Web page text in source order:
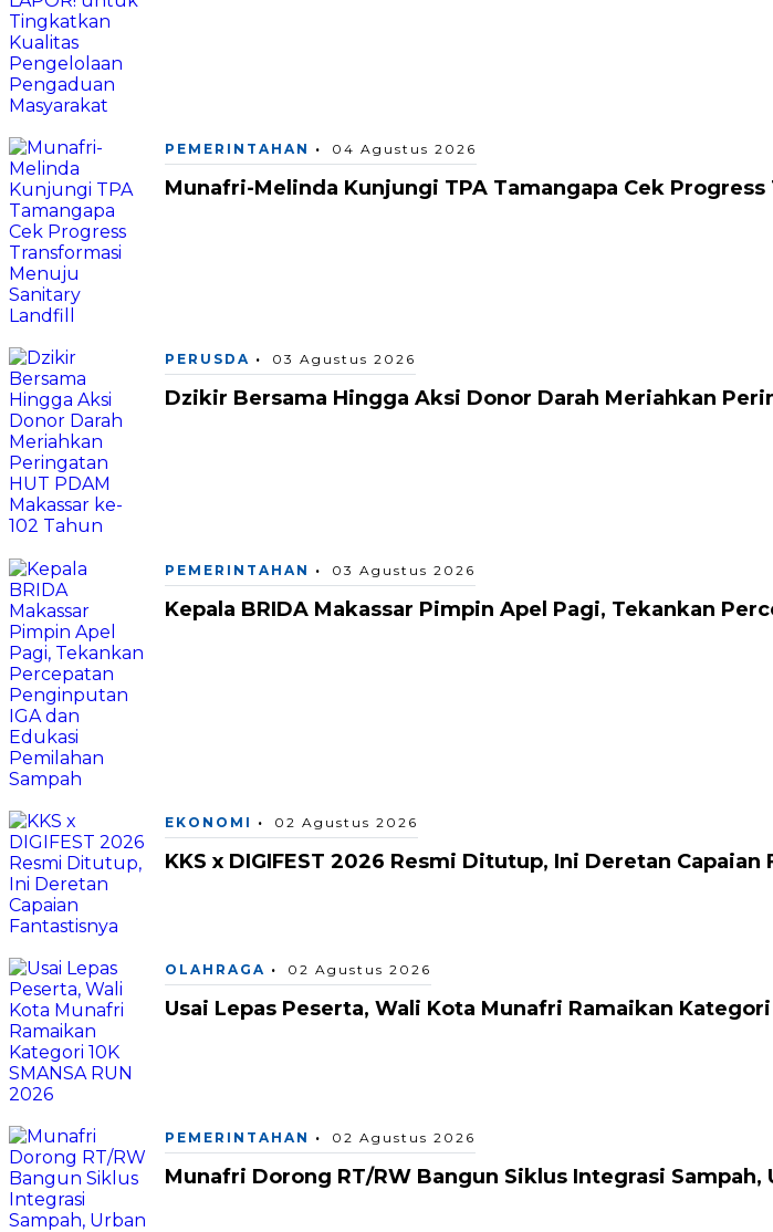
PEMERINTAHAN 04 Agustus 2026
Munafri-Melinda Kunjungi TPA Tamangapa Cek
PERUSDA 03 Agustus 2026
Dzikir Bersama Hingga Aksi Donor Darah Meriahkan
PEMERINTAHAN 03 Agustus 2026
Kepala BRIDA Makassar Pimpin Apel Pagi, Tekankan
EKONOMI 02 Agustus 2026
KKS x DIGIFEST 2026 Resmi Ditutup, Ini Deretan Capaian
OLAHRAGA 02 Agustus 2026
Usai Lepas Peserta, Wali Kota Munafri Ramaikan Kategori
PEMERINTAHAN 02 Agustus 2026
Munafri Dorong RT/RW Bangun Siklus Integrasi